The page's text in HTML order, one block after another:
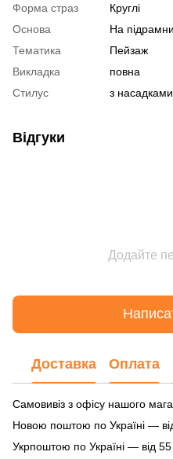
Форма страз
Круглі
Основа
На
Тематика
Пейзаж
Викладка
повна
Стилус
з
Відгуки
Додайте
Доставка Оплата
Самовивіз з офісу нашого
Новою поштою по Україні —
Укрпоштою по Україні — від 55